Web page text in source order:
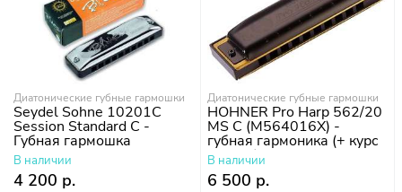
Диатонические губные гармошки
Seydel Sohne 10201C
Session Standard C -
Губная гармошка
В наличии
4 200 р.
Диатонические губные гармошки
HOHNER Pro Harp 562/20
MS C (M564016X) -
губная гармоника (+ курс
уроков)
В наличии
6 500 р.